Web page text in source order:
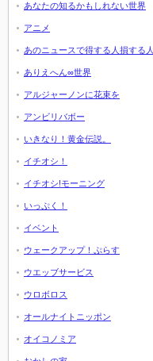
あなたの知るかもしれない世界
アニメ
あのニュースで得する人損する人
ありえへん∞世界
アルジャーノンに花束を
アンビリバボー
いきなり！黄金伝説。
イチオシ！
イチオシ!モーニング
いっぷく！
イベント
ウェークアップ！ぷらす
ウエッブサービス
ウロボロス
オールナイトニッポン
オイコノミア